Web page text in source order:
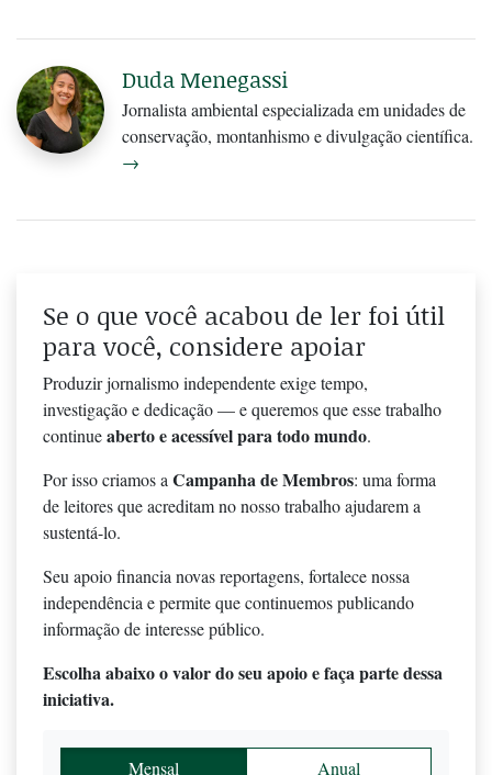
Duda Menegassi
Jornalista ambiental especializada em unidades de
conservação, montanhismo e divulgação científica.
→
Se o que você acabou de ler foi útil
para você, considere apoiar
Produzir jornalismo independente exige tempo,
investigação e dedicação — e queremos que esse trabalho
continueaberto e acessível para todo mundo.
Por isso criamos aCampanha de Membros: uma forma
de leitores que acreditam no nosso trabalho ajudarem a
sustentá-lo.
Seu apoio financia novas reportagens, fortalece nossa
independência e permite que continuemos publicando
informação de interesse público.
Escolha abaixo o valor do seu apoio e faça parte dessa
iniciativa.
Mensal Anual